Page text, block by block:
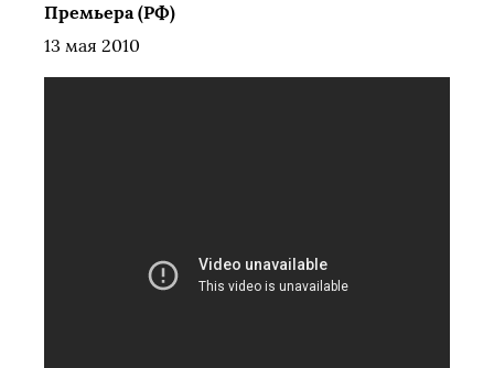
Премьера (РФ)
13 мая 2010